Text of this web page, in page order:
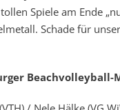
Spiele am Ende
Schade für